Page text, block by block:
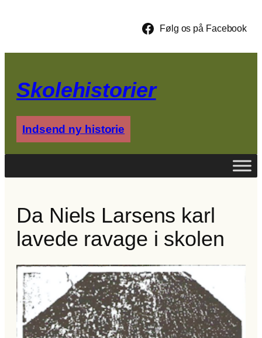
Følg os på Facebook
Skolehistorier
Indsend ny historie
Da Niels Larsens karl
lavede ravage i skolen